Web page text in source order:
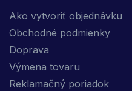
Ako vytvoriť objednávku
Obchodné podmienky
Doprava
Výmena tovaru
Reklamačný poriadok